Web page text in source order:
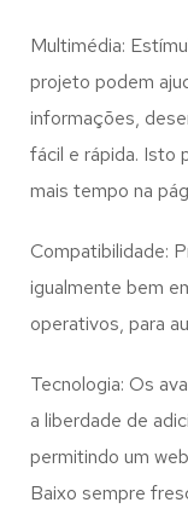
Multimédia:
projeto podem
informações,
fácil e rápida. Isto
mais tempo na
Compatibilidade:
igualmente bem
operativos, para
Tecnologia: Os
a liberdade de
permitindo um
Baixo sempre